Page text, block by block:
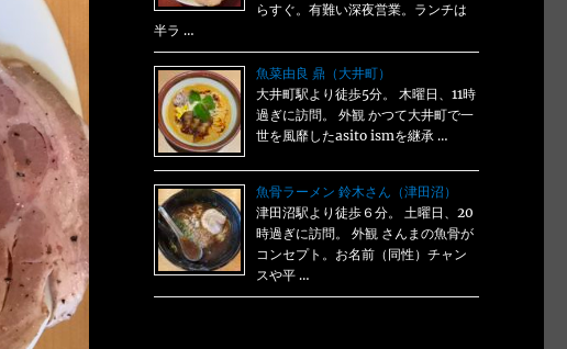
らすぐ。有難い深夜営業。ランチは
半ラ …
魚菜由良 鼎（大井町）
大井町駅より徒歩5分。 木曜日、11時
過ぎに訪問。 外観 かつて大井町で一
世を風靡したasito ismを継承 …
魚骨ラーメン 鈴木さん（津田沼）
津田沼駅より徒歩６分。 土曜日、20
時過ぎに訪問。 外観 さんまの魚骨が
コンセプト。お名前（同性）チャン
スや平 …